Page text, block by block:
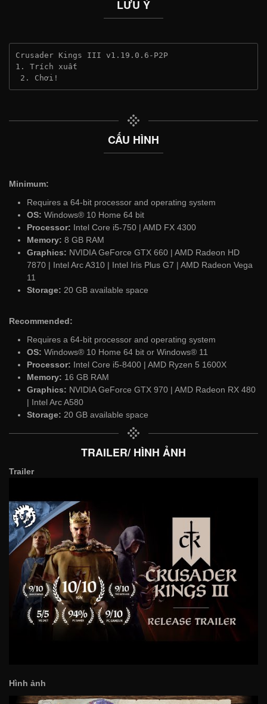
LƯU Ý
Crusader Kings III v1.19.0.6-P2P
1. Trích xuất
2. Chơi!
CẤU HÌNH
Minimum:
Requires a 64-bit processor and operating system
OS: Windows® 10 Home 64 bit
Processor: Intel Core i5-750 | AMD FX 4300
Memory: 8 GB RAM
Graphics: NVIDIA GeForce GTX 660 | AMD Radeon HD
7870 | Intel Arc A310 | Intel Iris Plus G7 | AMD Radeon Vega
11
Storage: 20 GB available space
Recommended:
Requires a 64-bit processor and operating system
OS: Windows® 10 Home 64 bit or Windows® 11
Processor: Intel Core i5-8400 | AMD Ryzen 5 1600X
Memory: 16 GB RAM
Graphics: NVIDIA GeForce GTX 970 | AMD Radeon RX 480
| Intel Arc A580
Storage: 20 GB available space
TRAILER/ HÌNH ẢNH
Trailer
Hình ảnh